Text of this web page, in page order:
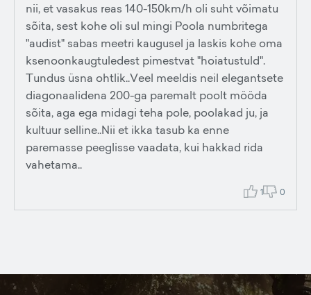
nii, et vasakus reas 140-150km/h oli suht võimatu
sõita, sest kohe oli sul mingi Poola numbritega
"audist" sabas meetri kaugusel ja laskis kohe oma
ksenoonkaugtuledest pimestvat "hoiatustuld".
Tundus üsna ohtlik..Veel meeldis neil elegantsete
diagonaalidena 200-ga paremalt poolt mööda
sõita, aga ega midagi teha pole, poolakad ju, ja
kultuur selline..Nii et ikka tasub ka enne
paremasse peeglisse vaadata, kui hakkad rida
vahetama..
1 0